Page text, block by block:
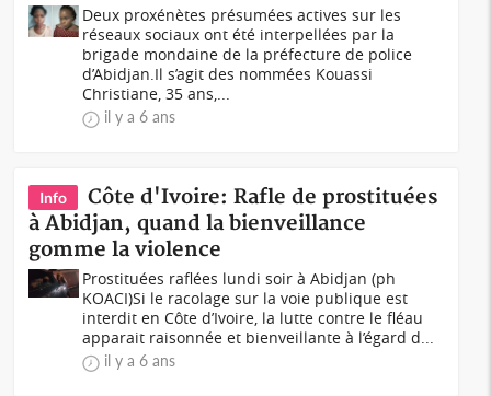
Deux proxénètes présumées actives sur les
réseaux sociaux ont été interpellées par la
brigade mondaine de la préfecture de police
d’Abidjan.Il s’agit des nommées Kouassi
Christiane, 35 ans,...
il y a 6 ans
Info
Côte d'Ivoire: Rafle de prostituées
à Abidjan, quand la bienveillance
gomme la violence
Prostituées raflées lundi soir à Abidjan (ph
KOACI)Si le racolage sur la voie publique est
interdit en Côte d’Ivoire, la lutte contre le fléau
apparait raisonnée et bienveillante à l’égard d...
il y a 6 ans